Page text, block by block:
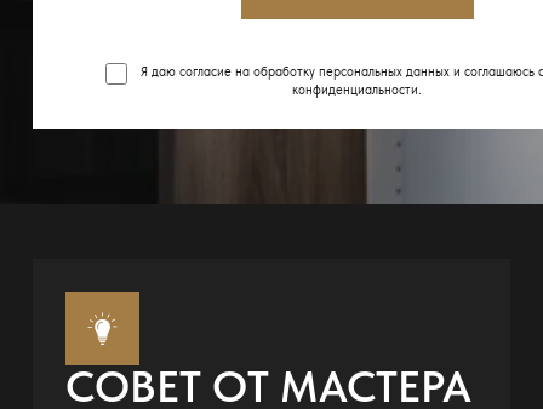
Я даю согласие на обработку персональных данных и соглашаюсь
конфиденциальности.
СОВЕТ ОТ МАСТЕРА